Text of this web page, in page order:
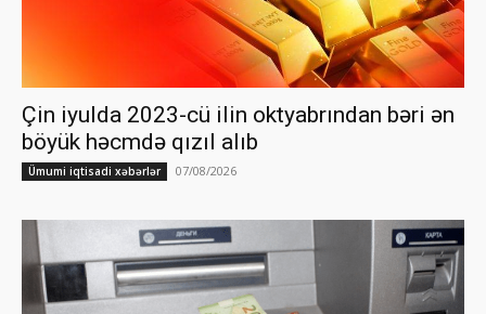
Çin iyulda 2023-cü ilin oktyabrından bəri ən
böyük həcmdə qızıl alıb
Ümumi iqtisadi xəbərlər 07/08/2026